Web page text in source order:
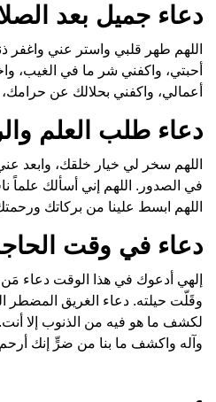
دعاء جميل بعد
اللهم طهر قلبي واستر عني
أحبتي، واكفني شر ما في الغيب،
أعمالي، واكفني بحلالك عن
دعاء طلب العلم
اللهم سخر لي خيار خلقك، وابعد
في الصدور. اللهم إني أسألك علماً
اللهم ابسط علينا من بركاتك
دعاء في وقت
إلهي أدعوك في هذا الوقت دعاء
وقَلّت حيلته. دعاء الغريق المضطر
لكشف ما هو فيه من الذنوب إلا
وآله واكشف ما بنا من ضرٍّ إنك